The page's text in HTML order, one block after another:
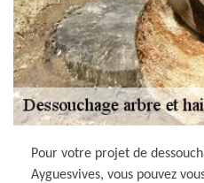
Pour votre projet de
Ayguesvives, vous pouvez